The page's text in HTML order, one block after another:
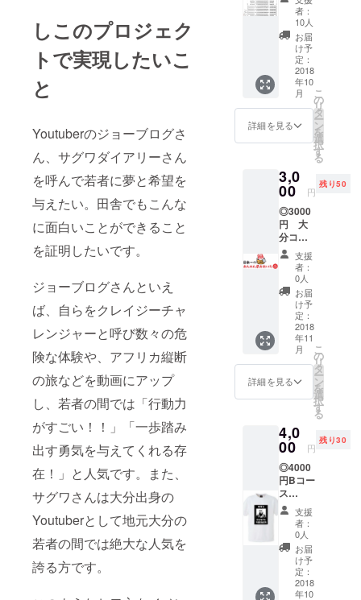
しこのプロジェク
トで実現したいこ
と
Youtuberのジョーブログさ
ん、サグワダイアリーさん
を呼んで若者に夢と希望を
与えたい。田舎でもこんな
に面白いことができること
を証明したいです。
ジョーブログさんといえ
ば、自らをクレイジーチャ
レンジャーと呼び数々の危
険な体験や、アフリカ縦断
の旅などを動画にアップ
し、若者の間では「行動力
がすごい！！」「一歩踏み
出す勇気を与えてくれる存
在！」と人気です。また、
サグワさんは大分出身の
Youtuberとして地元大分の
若者の間では絶大な人気を
誇る方です。
後日郵
送でお
届け致
しま
す。
の座席
指定チ
ケッ
ト…30
定席チ
ケット
につき
まして
は、会
場前列
にてイ
参加で
きま
す。
者：
10人
お届
け予
定：
2018
年10
月
詳細を見る
こ
の
リ
タ
ー
ン
を
選
択
す
る
3,0
00 円
残り50
◎3000
円 大
分コー
ス 大分
県の特
産品
（3000
円相
当）を
お送り
しま
す。 ※
特産品
の内容
に関し
ては、
からの
お楽し
みで
す。あ
らかじ
めご了
承くだ
さい。
※当リ
ターン
に関し
ては、
販売元
支援
者：
0人
お届
け予
定：
2018
年11
月
詳細を見る
こ
の
リ
タ
ー
ン
を
選
択
す
る
4,0
00 円
残り30
◎4000
円Bコー
ス
ジョー
くんオ
リジナ
ルTシャ
ツ or
トート
バッ
グ…30
支援
者：
0人
お届
け予
定：
2018
年10